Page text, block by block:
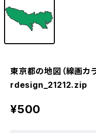
東京都の地図（線画カ
rdesign_21212.zip
¥500